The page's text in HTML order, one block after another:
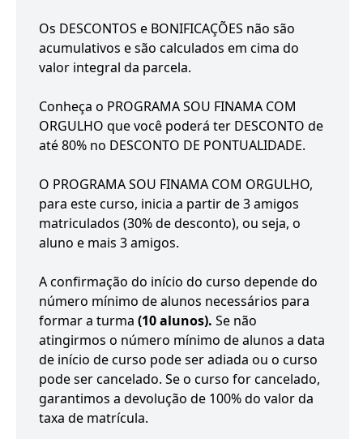
Os DESCONTOS e BONIFICAÇÕES não são
acumulativos e são calculados em cima do
valor integral da parcela.
Conheça o PROGRAMA SOU FINAMA COM
ORGULHO que você poderá ter DESCONTO de
até 80% no DESCONTO DE PONTUALIDADE.
O PROGRAMA SOU FINAMA COM ORGULHO,
para este curso, inicia a partir de 3 amigos
matriculados (30% de desconto), ou seja, o
aluno e mais 3 amigos.
A confirmação do início do curso depende do
número mínimo de alunos necessários para
formar a turma (10 alunos). Se não
atingirmos o número mínimo de alunos a data
de início de curso pode ser adiada ou o curso
pode ser cancelado. Se o curso for cancelado,
garantimos a devolução de 100% do valor da
taxa de matrícula.